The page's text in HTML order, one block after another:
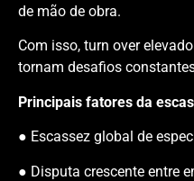
de mão de obra.
Com isso, turn over
tornam desafios
Principais fatores da
● Escassez global de
● Disputa crescente entre